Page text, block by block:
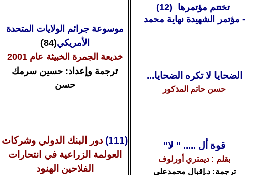
موسوعة جرائم الولايات المتحدة
الأمريكي(84)
خديعة الجمرة الخبيثة عام 2001
ترجمة وإعداد: حسين سرمك
حسن
(11
1
) دور البنك الدولي وشركات
العولمة الزراعية في انتحارات
الفلاحين الهنود
تختتم مؤتمرها (12)
- مؤتمر الشهيدة نهاية محمد
الضحايا لا تكره الضحايا...
حسن حاتم المذكور
قوة أل ..... " لا"
بقلم : ديمتري أورلوف
ترجمة: د.إقبال محمدعلي